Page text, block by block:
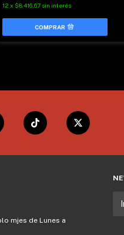
12 x $8.416,67 sin interés
mjes de Lunes a